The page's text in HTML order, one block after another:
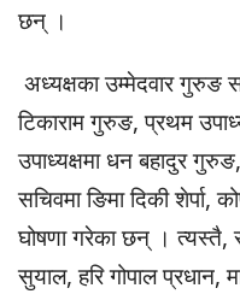
छन् ।
अध्यक्षका उम्मेदवार गुरुङ
टिकाराम गुरुङ, प्रथम
उपाध्यक्षमा धन बहादुर
सचिवमा ङिमा दिकी शेर्पा,
घोषणा गरेका छन् । त्यस्तै,
सुयाल, हरि गोपाल प्रधान,